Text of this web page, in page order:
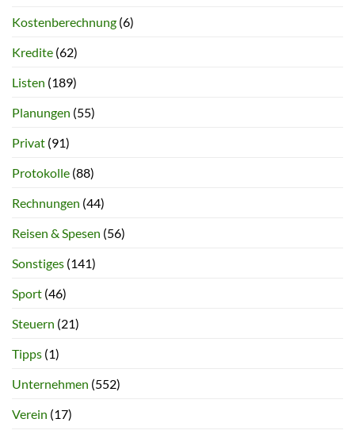
Kostenberechnung (6)
Kredite (62)
Listen (189)
Planungen (55)
Privat (91)
Protokolle (88)
Rechnungen (44)
Reisen & Spesen (56)
Sonstiges (141)
Sport (46)
Steuern (21)
Tipps (1)
Unternehmen (552)
Verein (17)